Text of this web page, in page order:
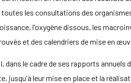
les consultations des
l'oxygène dissous, les
et des calendriers de mise en
le cadre de ses rapports
jusqu'à leur mise en place et la